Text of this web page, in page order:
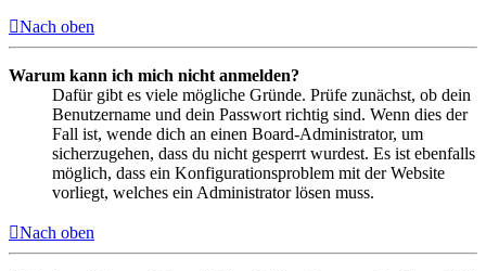
Nach oben
Warum kann ich mich nicht anmelden?
Dafür gibt es viele mögliche Gründe. Prüfe zunächst, ob dein
Benutzername und dein Passwort richtig sind. Wenn dies der
Fall ist, wende dich an einen Board-Administrator, um
sicherzugehen, dass du nicht gesperrt wurdest. Es ist ebenfalls
möglich, dass ein Konfigurationsproblem mit der Website
vorliegt, welches ein Administrator lösen muss.
Nach oben